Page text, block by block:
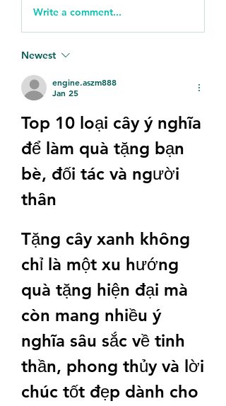
Write a comment...
Newest
engine.aszm888
Jan 25
Top 10 loại cây ý nghĩa
để làm quà tặng bạn
bè, đối tác và người
thân
Tặng cây xanh không
chỉ là một xu hướng
quà tặng hiện đại mà
còn mang nhiều ý
nghĩa sâu sắc về tinh
thần, phong thủy và lời
chúc tốt đẹp dành cho